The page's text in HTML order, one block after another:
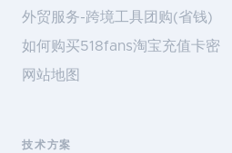
外贸服务-跨境工具团购(省钱)
如何购买518fans淘宝充值卡密
网站地图
技术方案